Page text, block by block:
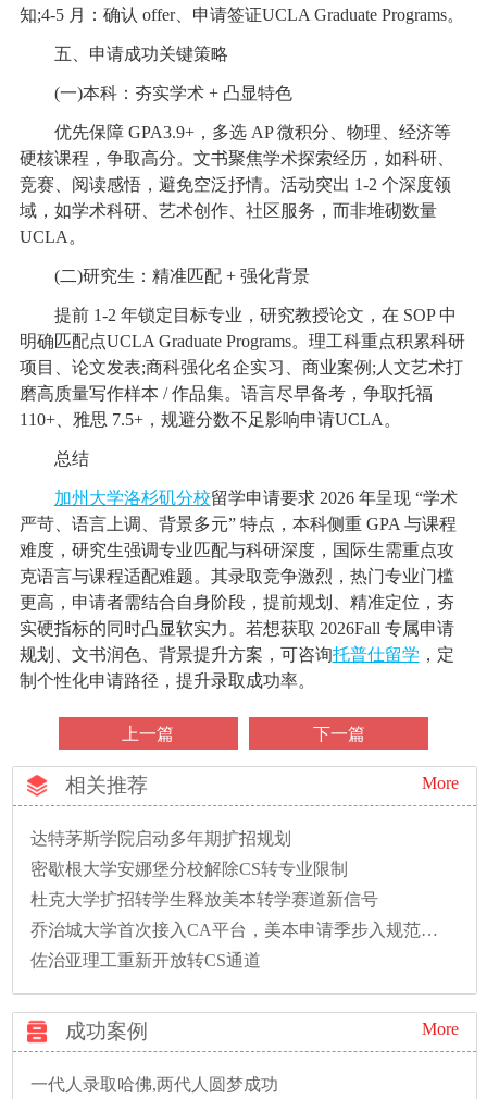
知;4-5 月：确认 offer、申请签证UCLA Graduate Programs。
五、申请成功关键策略
(一)本科：夯实学术 + 凸显特色
优先保障 GPA3.9+，多选 AP 微积分、物理、经济等
硬核课程，争取高分。文书聚焦学术探索经历，如科研、
竞赛、阅读感悟，避免空泛抒情。活动突出 1-2 个深度领
域，如学术科研、艺术创作、社区服务，而非堆砌数量
UCLA。
(二)研究生：精准匹配 + 强化背景
提前 1-2 年锁定目标专业，研究教授论文，在 SOP 中
明确匹配点UCLA Graduate Programs。理工科重点积累科研
项目、论文发表;商科强化名企实习、商业案例;人文艺术打
磨高质量写作样本 / 作品集。语言尽早备考，争取托福
110+、雅思 7.5+，规避分数不足影响申请UCLA。
总结
加州大学洛杉矶分校留学申请要求 2026 年呈现 “学术
严苛、语言上调、背景多元” 特点，本科侧重 GPA 与课程
难度，研究生强调专业匹配与科研深度，国际生需重点攻
克语言与课程适配难题。其录取竞争激烈，热门专业门槛
更高，申请者需结合自身阶段，提前规划、精准定位，夯
实硬指标的同时凸显软实力。若想获取 2026Fall 专属申请
规划、文书润色、背景提升方案，可咨询托普仕留学 ，定
制个性化申请路径，提升录取成功率。
上一篇 下一篇
相关推荐 More
达特茅斯学院启动多年期扩招规划
密歇根大学安娜堡分校解除CS转专业限制
杜克大学扩招转学生释放美本转学赛道新信号
乔治城大学首次接入CA平台，美本申请季步入规范新时代
佐治亚理工重新开放转CS通道
成功案例 More
一代人录取哈佛,两代人圆梦成功